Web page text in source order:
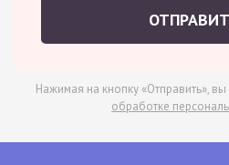
Нажимая на кнопку «Отправить»,
обработке